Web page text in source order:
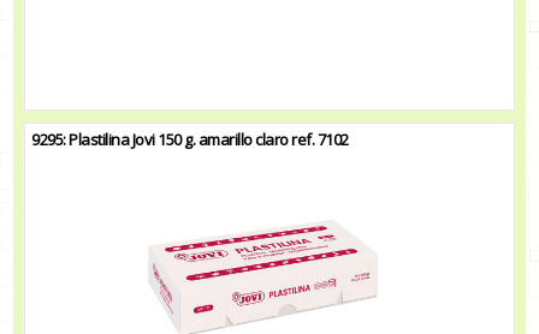
9295: Plastilina Jovi 150 g. amarillo claro ref. 7102